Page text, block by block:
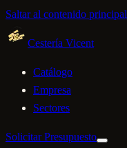
Saltar al contenido principal
Cestería Vicent
Catálogo
Empresa
Sectores
Solicitar Presupuesto